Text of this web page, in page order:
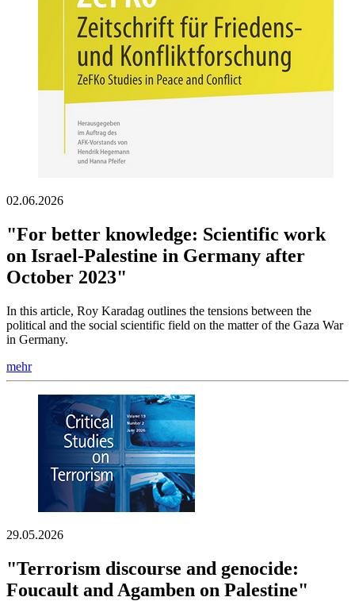
02.06.2026
"For better knowledge: Scientific work
on Israel-Palestine in Germany after
October 2023"
In this article, Roy Karadag outlines the tensions between the
political and the social scientific field on the matter of the Gaza War
in Germany.
mehr
29.05.2026
"Terrorism discourse and genocide:
Foucault and Agamben on Palestine"